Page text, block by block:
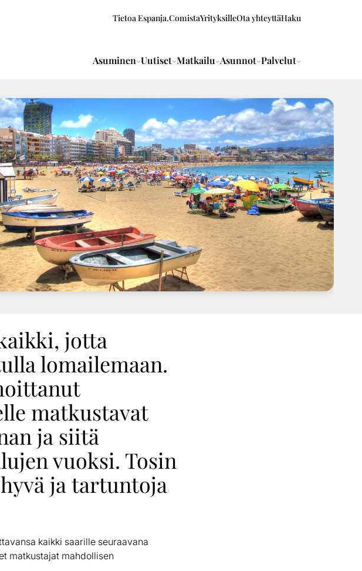
Tietoa Espanja.ComistaYrityksilleOta yhteyttäHaku
Asuminen Uutiset Matkailu Asunnot Palvelut
jotta
lomailemaan.
matkustavat
ja siitä
vuoksi. Tosin
ja tartuntoja
kaikki saarille seuraavana
matkustajat mahdollisen